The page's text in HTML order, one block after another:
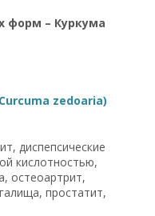
форм – Куркума
zedoaria)
диспепсические
кислотностью,
остеоартрит,
простатит,